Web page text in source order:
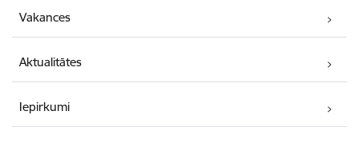
Vakances
Aktualitātes
Iepirkumi